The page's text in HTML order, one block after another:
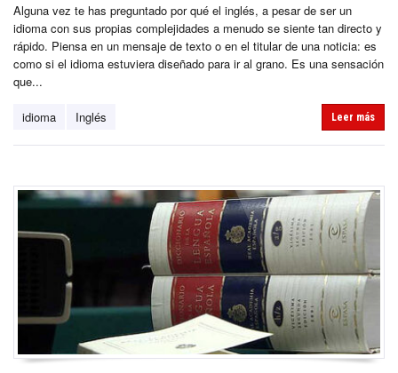
Alguna vez te has preguntado por qué el inglés, a pesar de ser un
idioma con sus propias complejidades a menudo se siente tan directo y
rápido. Piensa en un mensaje de texto o en el titular de una noticia: es
como si el idioma estuviera diseñado para ir al grano. Es una sensación
que...
idioma Inglés Leer más